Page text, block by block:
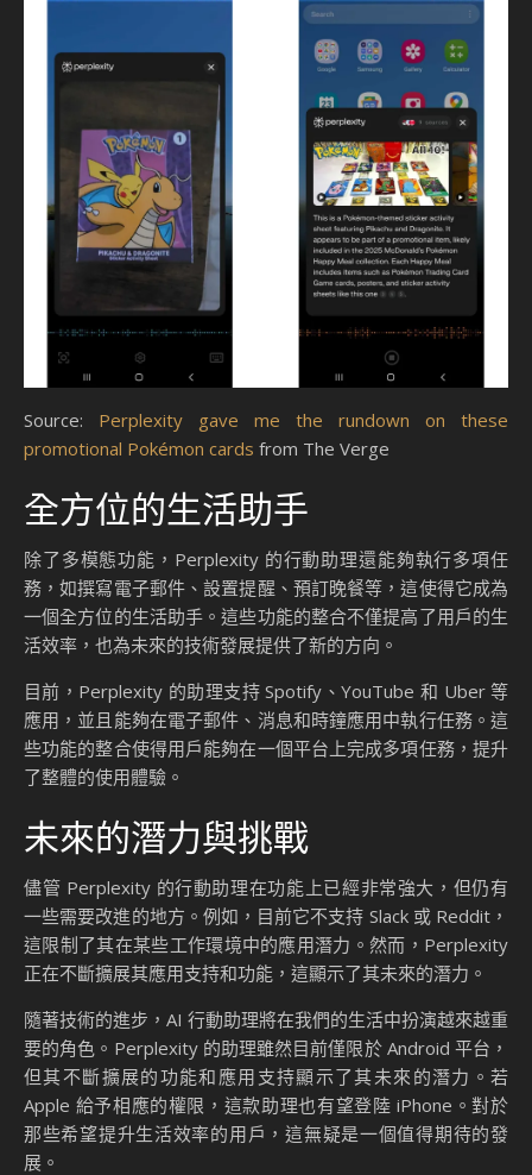
Source: Perplexity gave me the rundown on these
promotional Pokémon cards from The Verge
全方位的生活助手
除了多模態功能，Perplexity 的行動助理還能夠執行多項任
務，如撰寫電子郵件、設置提醒、預訂晚餐等，這使得它成為
一個全方位的生活助手。這些功能的整合不僅提高了用戶的生
活效率，也為未來的技術發展提供了新的方向。
目前，Perplexity 的助理支持 Spotify、YouTube 和 Uber 等
應用，並且能夠在電子郵件、消息和時鐘應用中執行任務。這
些功能的整合使得用戶能夠在一個平台上完成多項任務，提升
了整體的使用體驗。
未來的潛力與挑戰
儘管 Perplexity 的行動助理在功能上已經非常強大，但仍有
一些需要改進的地方。例如，目前它不支持 Slack 或 Reddit，
這限制了其在某些工作環境中的應用潛力。然而，Perplexity
正在不斷擴展其應用支持和功能，這顯示了其未來的潛力。
隨著技術的進步，AI 行動助理將在我們的生活中扮演越來越重
要的角色。Perplexity 的助理雖然目前僅限於 Android 平台，
但其不斷擴展的功能和應用支持顯示了其未來的潛力。若
Apple 給予相應的權限，這款助理也有望登陸 iPhone。對於
那些希望提升生活效率的用戶，這無疑是一個值得期待的發
展。